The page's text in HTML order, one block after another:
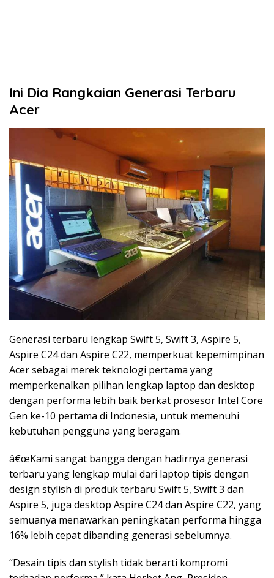
Ini Dia Rangkaian Generasi Terbaru
Acer
Generasi terbaru lengkap Swift 5, Swift 3, Aspire 5,
Aspire C24 dan Aspire C22, memperkuat kepemimpinan
Acer sebagai merek teknologi pertama yang
memperkenalkan pilihan lengkap laptop dan desktop
dengan performa lebih baik berkat prosesor Intel Core
Gen ke-10 pertama di Indonesia, untuk memenuhi
kebutuhan pengguna yang beragam.
â€œKami sangat bangga dengan hadirnya generasi
terbaru yang lengkap mulai dari laptop tipis dengan
design stylish di produk terbaru Swift 5, Swift 3 dan
Aspire 5, juga desktop Aspire C24 dan Aspire C22, yang
semuanya menawarkan peningkatan performa hingga
16% lebih cepat dibanding generasi sebelumnya.
“Desain tipis dan stylish tidak berarti kompromi